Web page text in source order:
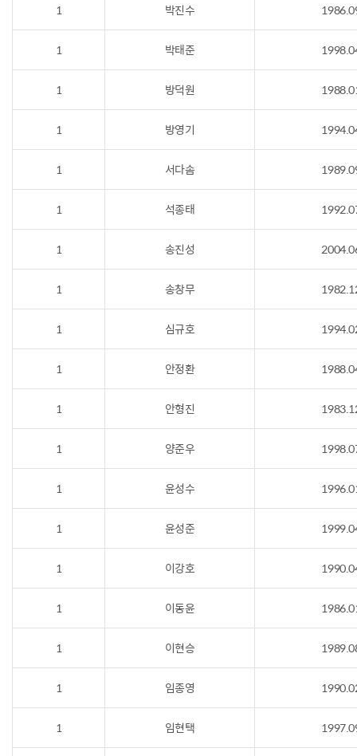
1 박진수
1 박태준
1 방덕원
1 방영기
1 서다솜
1 석종태
1 송진성
1 송창무
1 심규호
1 안정환
1 안형진
1 양준우
1 윤성수
1 윤성준
1 이강호
1 이동윤
1 이현승
1 임종영
1 임현택